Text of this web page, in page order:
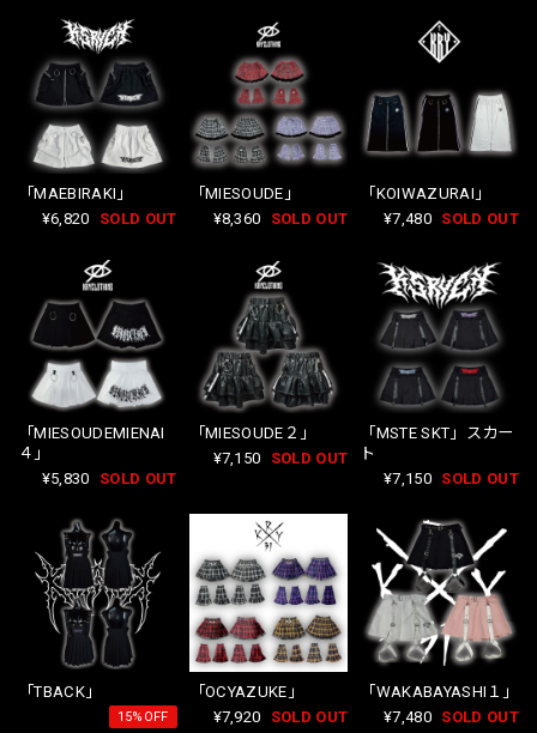
「MAEBIRAKI」
¥6,820
SOLD OUT
「MIESOUDE」
¥8,360
SOLD OUT
「KOIWAZURAI」
¥7,480 SOLD OUT
「MIESOUDEMIENAI
４」
¥5,830
SOLD OUT
「MIESOUDE２」
¥7,150
SOLD OUT
「MSTE SKT」スカー
ト
¥7,150 SOLD OUT
「TBACK」
15%OFF
「OCYAZUKE」
¥7,920
SOLD OUT
「WAKABAYASHI１」
¥7,480 SOLD OUT